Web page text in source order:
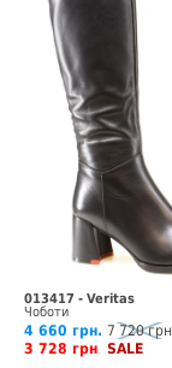
013417 - Veritas
Чоботи
4 660 грн. 7 720 грн
3 728 грн SALE